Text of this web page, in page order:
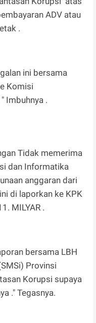
ADV atau
.
ini bersama
Komisi
Imbuhnya .
Tidak memerima
dan Informatika
anggaran dari
di laporkan ke KPK
MILYAR .
bersama LBH
Provinsi
Korupsi supaya
." Tegasnya.